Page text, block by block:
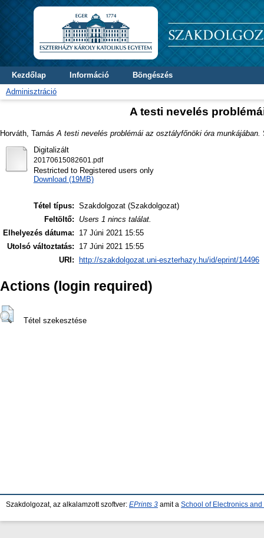
Kezdőlap Információ
Böngészés
Adminisztráció
A testi nevelés
Horváth, Tamás A testi nevelés problémái az osztályfőnöki óra munkájában.
Digitalizált
20170615082601.pdf
Restricted to Registered users only
Download (19MB)
Tétel típus: Szakdolgozat (Szakdolgozat)
Feltöltő:
Users 1 nincs találat.
Elhelyezés dátuma:
17 Júni 2021 15:55
Utolsó változtatás:
17 Júni 2021 15:55
URI:
http://szakdolgozat.uni-eszterhazy.hu/id/eprint/14496
Actions (login required)
Tétel szekesztése
Szakdolgozat, az alkalamzott szoftver: EPrints 3 amit a School of Electronics